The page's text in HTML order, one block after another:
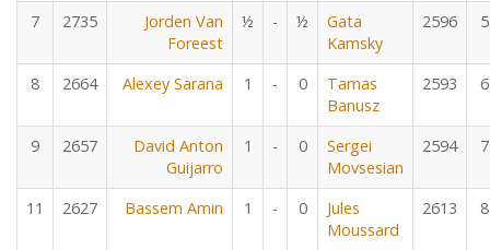
7 2735
Jorden Van
Foreest
½ - ½
Gata
Kamsky
2596 5
8 2664 Alexey Sarana 1 - 0
Tamas
Banusz
2593 6
9 2657
David Anton
Guijarro
1 - 0
Sergei
Movsesian
2594 7
11 2627 Bassem Amin 1 - 0
Jules
Moussard
2613 8